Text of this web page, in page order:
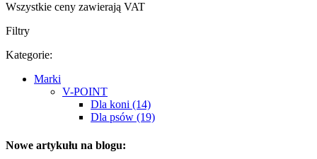
Wszystkie ceny zawierają VAT
Filtry
Kategorie:
Marki
V-POINT
Dla koni (14)
Dla psów (19)
Nowe artykułu na blogu: